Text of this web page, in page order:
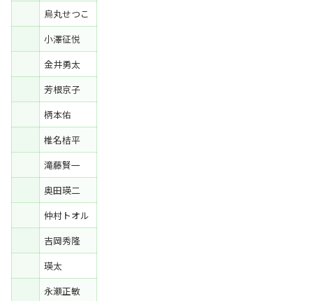
烏丸せつこ
小澤征悦
金井勇太
芳根京子
柄本佑
椎名桔平
滝藤賢一
奥田瑛二
仲村トオル
吉岡秀隆
瑛太
永瀬正敏